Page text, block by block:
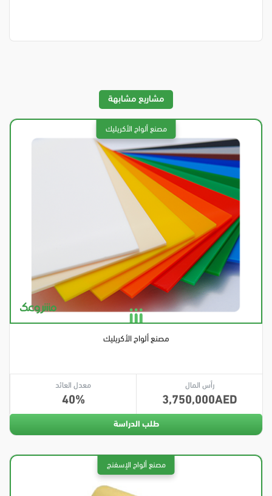
مشاريع مشابهة
مصنع ألواح الأكريليك
رأس المال
3,750,000
معدل العائد
40
طلب الدراسة